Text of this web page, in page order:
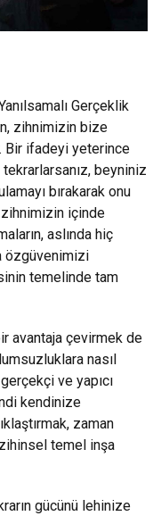
Gerçeklik
zihnimizin bize
Bir ifadeyi yeterince
beyniniz
bırakarak onu
içinde
aslında hiç
özgüvenimizi
temelinde tam
avantaja çevirmek de
nasıl
ve yapıcı
kendinize
zaman
temel inşa
gücünü lehinize